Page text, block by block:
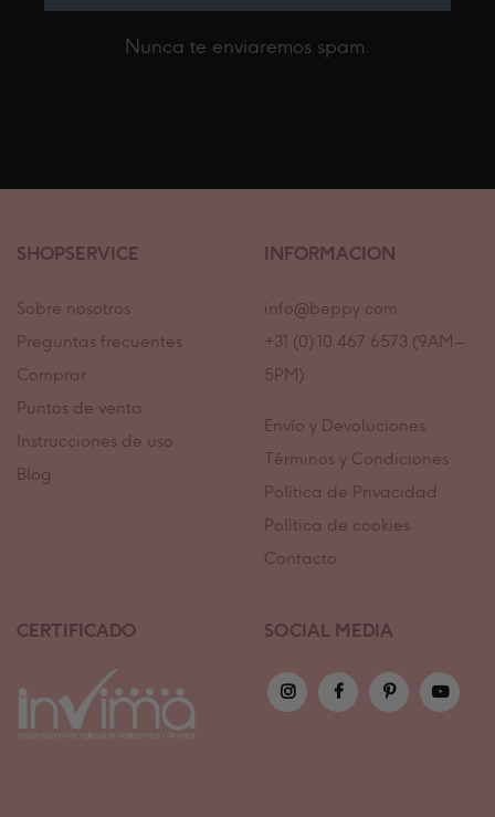
Nunca te enviaremos spam.
SHOPSERVICE
Sobre nosotros
Preguntas frecuentes
Comprar
Puntos de venta
Instrucciones de uso
Blog
INFORMACION
info@beppy.com
+31 (0) 10 467 6573 (9AM –
5PM)
Envío y Devoluciones
Términos y Condiciones
Política de Privacidad
Política de cookies
Contacto
CERTIFICADO SOCIAL MEDIA